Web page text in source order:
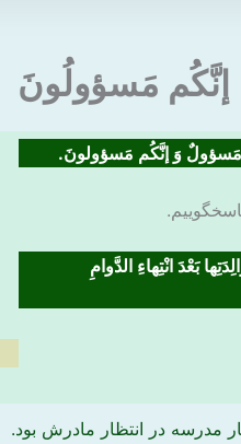
إنَّکُم مَسؤولُونَ
مَسؤولٌ وَ إنَّکُم مَسؤولونَ.
بَعْدَ انْتِهاءِ الدَّوامِ
مدرسه در انتظار مادرش بود.